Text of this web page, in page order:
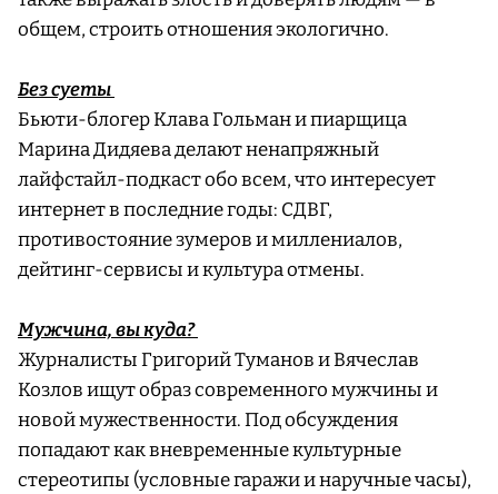
общем, строить отношения экологично.
Без суеты
Бьюти-блогер Клава Гольман и пиарщица
Марина Дидяева делают ненапряжный
лайфстайл-подкаст обо всем, что интересует
интернет в последние годы: СДВГ,
противостояние зумеров и миллениалов,
дейтинг-сервисы и культура отмены.
Мужчина, вы куда?
Журналисты Григорий Туманов и Вячеслав
Козлов ищут образ современного мужчины и
новой мужественности. Под обсуждения
попадают как вневременные культурные
стереотипы (условные гаражи и наручные часы),